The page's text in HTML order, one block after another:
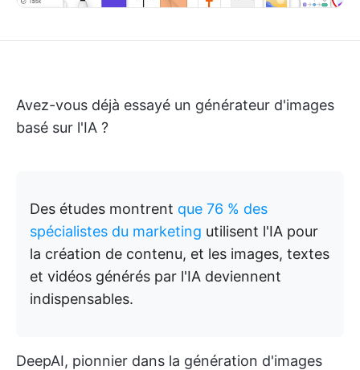
Avez-vous déjà essayé un générateur d'images
basé sur l'IA ?
Des études montrent que 76 % des
spécialistes du marketing utilisent l'IA pour
la création de contenu, et les images, textes
et vidéos générés par l'IA deviennent
indispensables.
DeepAI, pionnier dans la génération d'images